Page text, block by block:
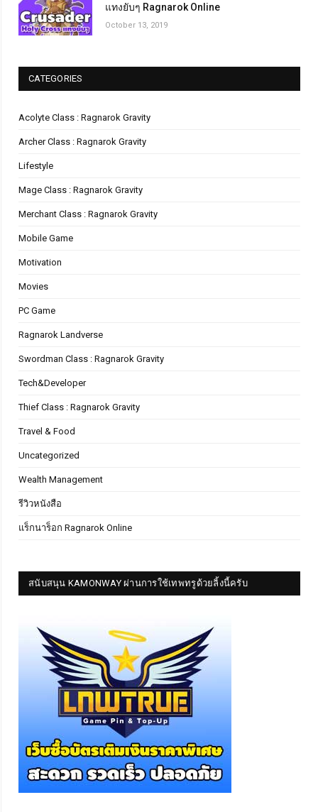
แทงยับๆ Ragnarok Online
October 13, 2019
CATEGORIES
Acolyte Class : Ragnarok Gravity
Archer Class : Ragnarok Gravity
Lifestyle
Mage Class : Ragnarok Gravity
Merchant Class : Ragnarok Gravity
Mobile Game
Motivation
Movies
PC Game
Ragnarok Landverse
Swordman Class : Ragnarok Gravity
Tech&Developer
Thief Class : Ragnarok Gravity
Travel & Food
Uncategorized
Wealth Management
รีวิวหนังสือ
แร็กนาร็อก Ragnarok Online
สนับสนุน KAMONWAY ผ่านการใช้เทพทรูด้วยลิ้งนี้ครับ